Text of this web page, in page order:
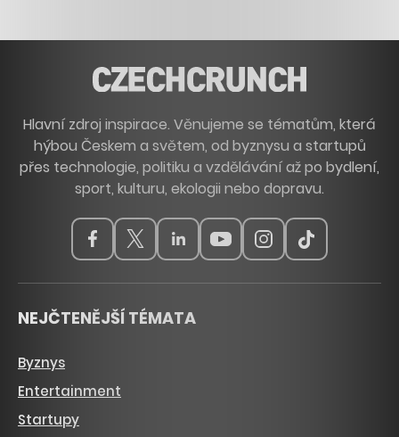
Hlavní zdroj inspirace. Věnujeme se tématům, která
hýbou Českem a světem, od byznysu a startupů
přes technologie, politiku a vzdělávání až po bydlení,
sport, kulturu, ekologii nebo dopravu.
NEJČTENĚJŠÍ TÉMATA
Byznys
Entertainment
Startupy